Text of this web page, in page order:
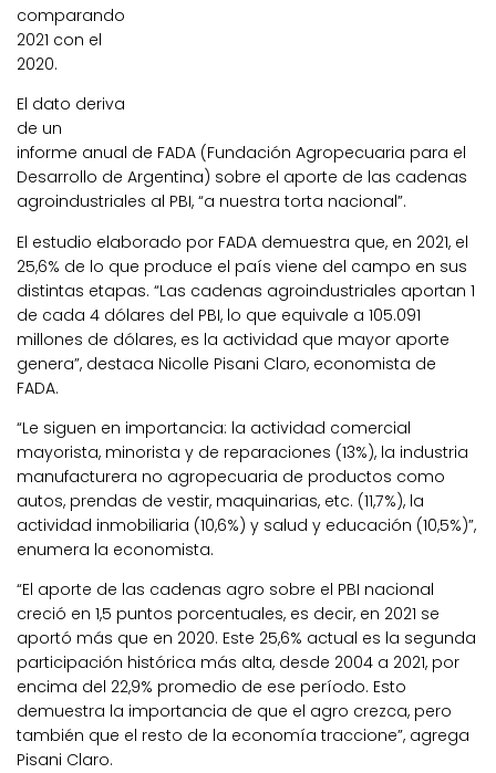
comparando
2021 con el
2020.
El dato deriva
de un
informe anual de FADA (Fundación Agropecuaria para el
Desarrollo de Argentina) sobre el aporte de las cadenas
agroindustriales al PBI, “a nuestra torta nacional”.
El estudio elaborado por FADA demuestra que, en 2021, el
25,6% de lo que produce el país viene del campo en sus
distintas etapas. “Las cadenas agroindustriales aportan 1
de cada 4 dólares del PBI, lo que equivale a 105.091
millones de dólares, es la actividad que mayor aporte
genera”, destaca Nicolle Pisani Claro, economista de
FADA.
“Le siguen en importancia: la actividad comercial
mayorista, minorista y de reparaciones (13%), la industria
manufacturera no agropecuaria de productos como
autos, prendas de vestir, maquinarias, etc. (11,7%), la
actividad inmobiliaria (10,6%) y salud y educación (10,5%)”,
enumera la economista.
“El aporte de las cadenas agro sobre el PBI nacional
creció en 1,5 puntos porcentuales, es decir, en 2021 se
aportó más que en 2020. Este 25,6% actual es la segunda
participación histórica más alta, desde 2004 a 2021, por
encima del 22,9% promedio de ese período. Esto
demuestra la importancia de que el agro crezca, pero
también que el resto de la economía traccione”, agrega
Pisani Claro.